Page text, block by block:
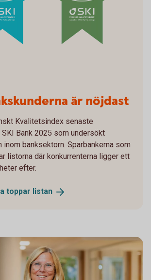
är nöjdast
Kvalitetsindex senaste
Bank 2025 som undersökt
inom banksektorn. Sparbankerna som
listorna där konkurrenterna ligger ett
efter.
toppar listan